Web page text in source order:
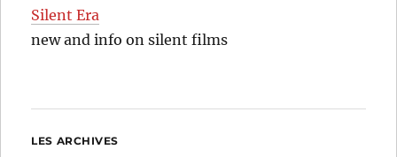
Silent Era
new and info on silent films
LES ARCHIVES